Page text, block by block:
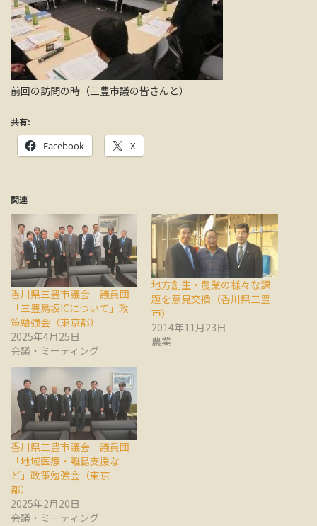
前回の訪問の時（三豊市議の皆さんと）
共有:
Facebook X
関連
香川県三豊市議会 議員団
「三豊鳥坂ICについて」政
策勉強会（東京都）
2025年4月25日
会議・ミーティング
地方創生・農業の様々な課
題を意見交換（香川県三豊
市）
2014年11月23日
農業
香川県三豊市議会 議員団
「地域医療・離島支援な
ど」政策勉強会（東京
都）
2025年2月20日
会議・ミーティング